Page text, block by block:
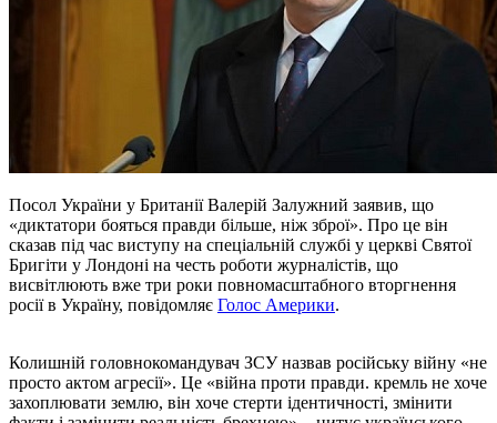
Посол України у Британії Валерій Залужний заявив, що
«диктатори бояться правди більше, ніж зброї». Про це він
сказав під час виступу на спеціальній службі у церкві Святої
Бригіти у Лондоні на честь роботи журналістів, що
висвітлюють вже три роки повномасштабного вторгнення
росії в Україну, повідомляє Голос Америки.
Колишній головнокомандувач ЗСУ назвав російську війну «не
просто актом агресії». Це «війна проти правди. кремль не хоче
захоплювати землю, він хоче стерти ідентичності, змінити